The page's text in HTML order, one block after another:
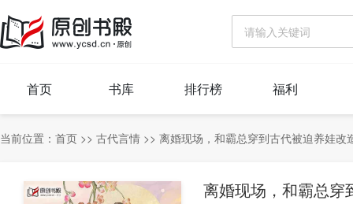
首页 书库 排行榜 福利
当前位置： 首页 >> 古代言情 >> 离婚现场，和霸总穿到古代被迫养娃改
离婚现场，和霸总穿